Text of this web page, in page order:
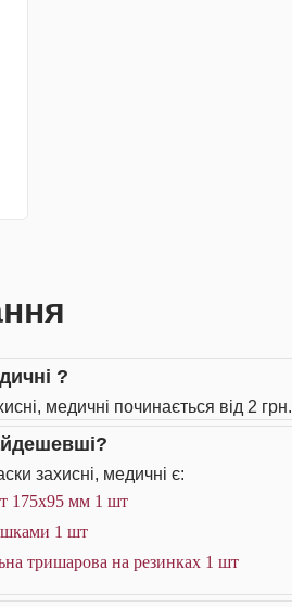
?
медичні починається від 2 грн.
захисні, медичні є:
175х95 мм 1 шт
1 шт
тришарова на резинках 1 шт